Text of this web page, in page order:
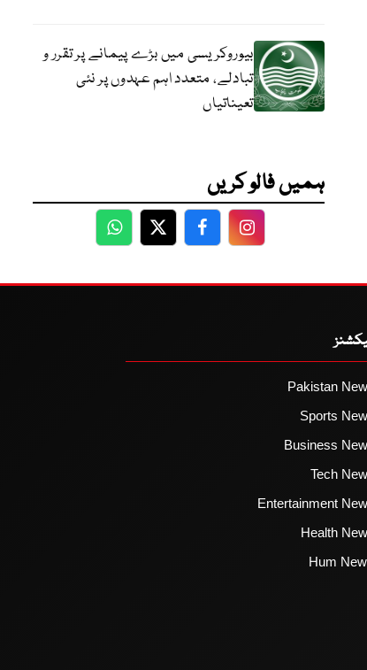
بیوروکریسی میں بڑے پیمانے پر تقرر و
تبادلے، متعدد اہم عہدوں پر نئی
تعیناتیاں
ہمیں فالو کریں
WhatsApp
TwitterFacebookFacebook
Pakistan
Sports
Business
Tech
Entertainment
Health
Hum